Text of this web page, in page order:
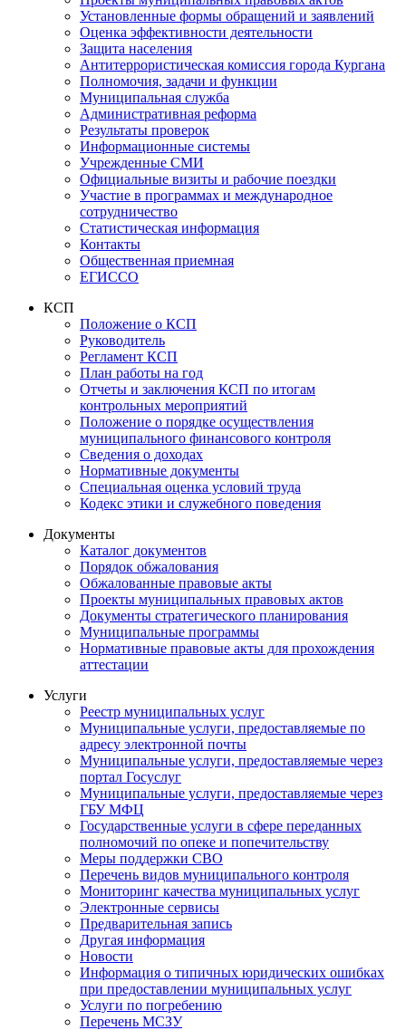
Установленные формы обращений и заявлений
Оценка эффективности деятельности
Защита населения
Антитеррористическая комиссия города Кургана
Полномочия, задачи и функции
Муниципальная служба
Административная реформа
Результаты проверок
Информационные системы
Учрежденные СМИ
Официальные визиты и рабочие поездки
Участие в программах и международное
сотрудничество
Статистическая информация
Контакты
Общественная приемная
ЕГИССО
КСП
Положение о КСП
Руководитель
Регламент КСП
План работы на год
Отчеты и заключения КСП по итогам
контрольных мероприятий
Положение о порядке осуществления
муниципального финансового контроля
Сведения о доходах
Нормативные документы
Специальная оценка условий труда
Кодекс этики и служебного поведения
Документы
Каталог документов
Порядок обжалования
Обжалованные правовые акты
Проекты муниципальных правовых актов
Документы стратегического планирования
Муниципальные программы
Нормативные правовые акты для прохождения
аттестации
Услуги
Реестр муниципальных услуг
Муниципальные услуги, предоставляемые по
адресу электронной почты
Муниципальные услуги, предоставляемые через
портал Госуслуг
Муниципальные услуги, предоставляемые через
ГБУ МФЦ
Государственные услуги в сфере переданных
полномочий по опеке и попечительству
Меры поддержки СВО
Перечень видов муниципального контроля
Мониторинг качества муниципальных услуг
Электронные сервисы
Предварительная запись
Другая информация
Новости
Информация о типичных юридических ошибках
при предоставлении муниципальных услуг
Услуги по погребению
Перечень МСЗУ